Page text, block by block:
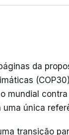
da
mundial
uma única
transição